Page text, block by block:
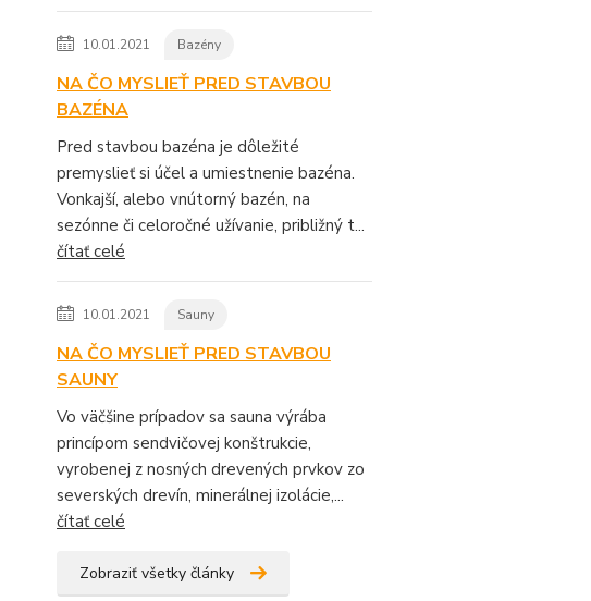
10.01.2021 Bazény
NA ČO MYSLIEŤ PRED STAVBOU
BAZÉNA
Pred stavbou bazéna je dôležité
premyslieť si účel a umiestnenie bazéna.
Vonkajší, alebo vnútorný bazén, na
sezónne či celoročné užívanie, približný t...
čítať celé
10.01.2021 Sauny
NA ČO MYSLIEŤ PRED STAVBOU
SAUNY
Vo väčšine prípadov sa sauna výrába
princípom sendvičovej konštrukcie,
vyrobenej z nosných drevených prvkov zo
severských drevín, minerálnej izolácie,...
čítať celé
Zobraziť všetky články